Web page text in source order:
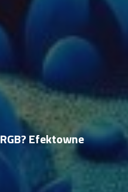
Efektowne